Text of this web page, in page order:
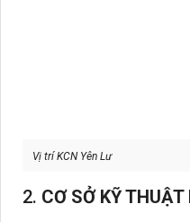
Vị trí KCN Yên Lư
2. CƠ SỞ KỸ